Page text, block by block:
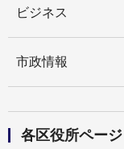
ビジネス
市政情報
各区役所ページ